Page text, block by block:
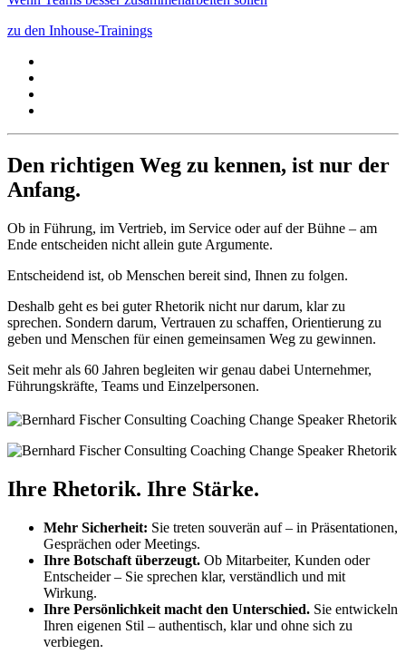
zu den Inhouse-Trainings
Den richtigen Weg zu kennen, ist nur der
Anfang.
Ob in Führung, im Vertrieb, im Service oder auf der Bühne – am
Ende entscheiden nicht allein gute Argumente.
Entscheidend ist, ob Menschen bereit sind, Ihnen zu folgen.
Deshalb geht es bei guter Rhetorik nicht nur darum, klar zu
sprechen. Sondern darum, Vertrauen zu schaffen, Orientierung zu
geben und Menschen für einen gemeinsamen Weg zu gewinnen.
Seit mehr als 60 Jahren begleiten wir genau dabei Unternehmer,
Führungskräfte, Teams und Einzelpersonen.
Ihre Rhetorik. Ihre Stärke.
Mehr Sicherheit: Sie treten souverän auf – in Präsentationen,
Gesprächen oder Meetings.
Ihre Botschaft überzeugt. Ob Mitarbeiter, Kunden oder
Entscheider – Sie sprechen klar, verständlich und mit
Wirkung.
Ihre Persönlichkeit macht den Unterschied. Sie entwickeln
Ihren eigenen Stil – authentisch, klar und ohne sich zu
verbiegen.